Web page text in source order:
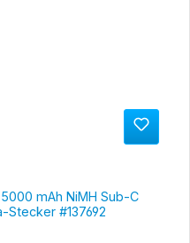
mAh NiMH Sub-C
Stecker #137692